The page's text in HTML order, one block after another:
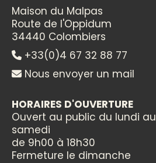
Maison du Malpas
Route de l'Oppidum
34440 Colombiers
+33(0)4 67 32 88 77
Nous envoyer un mail
HORAIRES D'OUVERTURE
Ouvert au public du lundi au
samedi
de 9h00 à 18h30
Fermeture le dimanche